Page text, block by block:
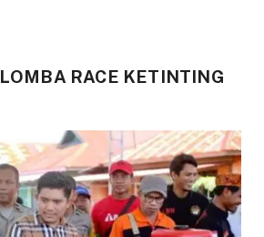
LOMBA RACE KETINTING